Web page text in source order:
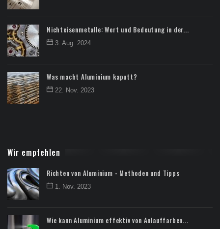
Nichteisenmetalle: Wert und Bedeutung in der...
3. Aug. 2024
Was macht Aluminium kaputt?
22. Nov. 2023
Wir empfehlen
Richten von Aluminium - Methoden und Tipps
1. Nov. 2023
Wie kann Aluminium effektiv von Anlauffarben...